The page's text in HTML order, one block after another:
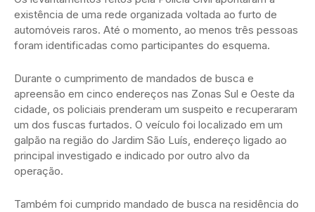
existência de uma rede organizada voltada ao furto de
automóveis raros. Até o momento, ao menos três pessoas
foram identificadas como participantes do esquema.
Durante o cumprimento de mandados de busca e
apreensão em cinco endereços nas Zonas Sul e Oeste da
cidade, os policiais prenderam um suspeito e recuperaram
um dos fuscas furtados. O veículo foi localizado em um
galpão na região do Jardim São Luís, endereço ligado ao
principal investigado e indicado por outro alvo da
operação.
Também foi cumprido mandado de busca na residência do